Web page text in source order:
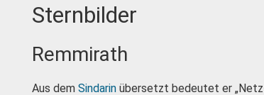
Sternbilder
Remmirath
Aus dem Sindarin übersetzt bedeutet er